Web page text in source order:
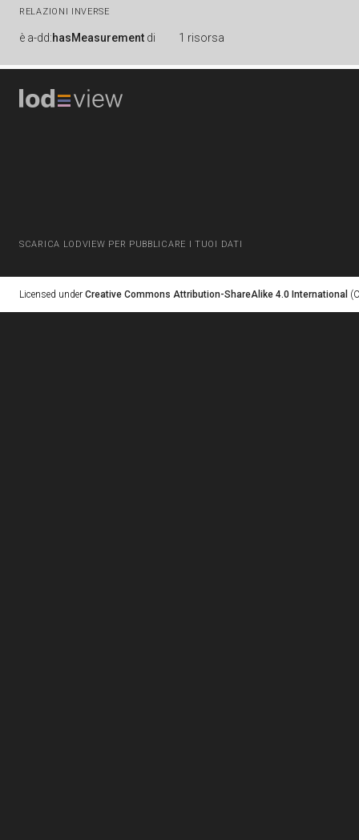
RELAZIONI INVERSE
è a-dd:hasMeasurement di 1 risorsa
SCARICA LODVIEW PER PUBBLICARE I TUOI DATI
Licensed under Creative Commons Attribution-ShareAlike 4.0 International